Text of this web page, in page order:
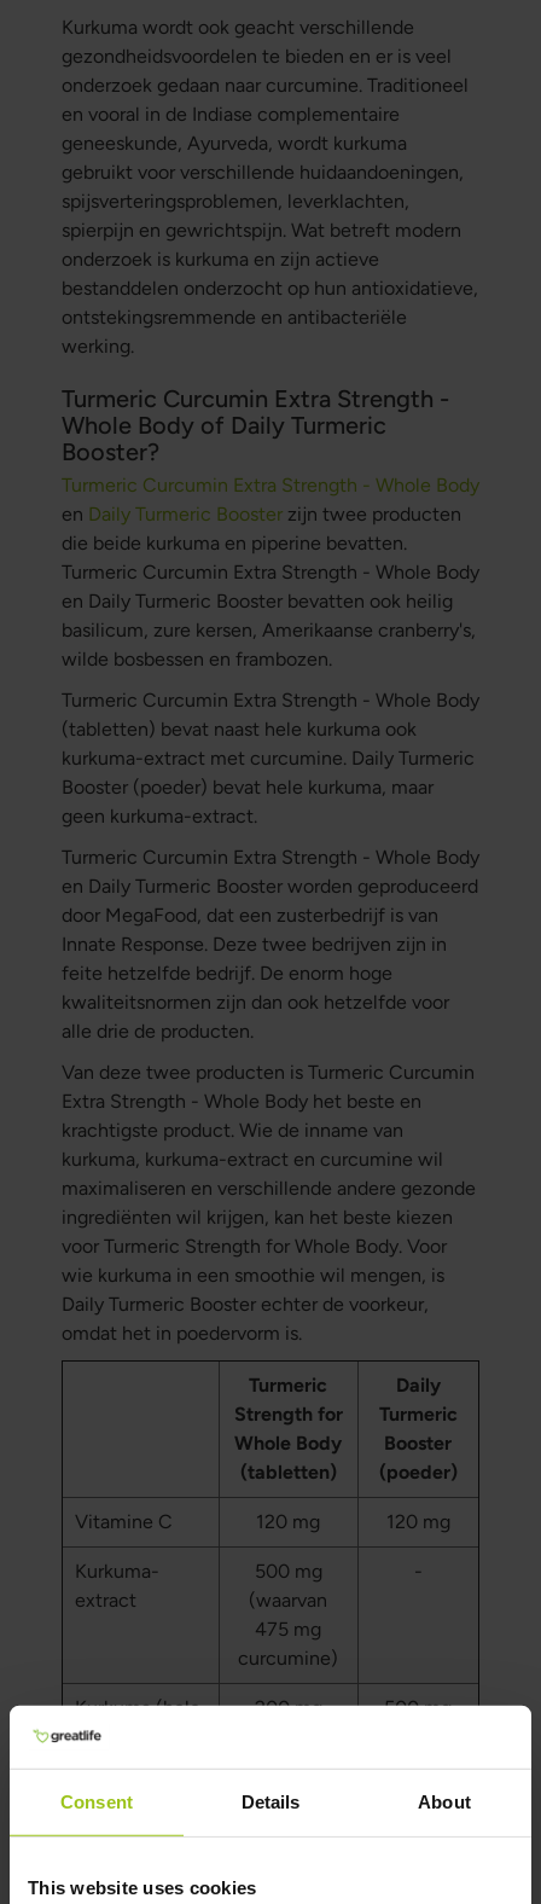
Consent Details About
This website uses cookies
Kurkuma wordt ook geacht verschillende
gezondheidsvoordelen te bieden en er is veel
onderzoek gedaan naar curcumine. Traditioneel
en vooral in de Indiase complementaire
geneeskunde, Ayurveda, wordt kurkuma
gebruikt voor verschillende huidaandoeningen,
spijsverteringsproblemen, leverklachten,
spierpijn en gewrichtspijn. Wat betreft modern
onderzoek is kurkuma en zijn actieve
bestanddelen onderzocht op hun antioxidatieve,
ontstekingsremmende en antibacteriële
werking.
Turmeric Curcumin Extra Strength -
Whole Body of Daily Turmeric
Booster?
Turmeric Curcumin Extra Strength - Whole Body
en Daily Turmeric Boosterzijn twee producten
die beide kurkuma en piperine bevatten.
Turmeric Curcumin Extra Strength - Whole Body
en Daily Turmeric Booster bevatten ook heilig
basilicum, zure kersen, Amerikaanse cranberry's,
wilde bosbessen en frambozen.
Turmeric Curcumin Extra Strength - Whole Body
(tabletten) bevat naast hele kurkuma ook
kurkuma-extract met curcumine. Daily Turmeric
Booster (poeder) bevat hele kurkuma, maar
geen kurkuma-extract.
Turmeric Curcumin Extra Strength - Whole Body
en Daily Turmeric Booster worden geproduceerd
door MegaFood, dat een zusterbedrijf is van
Innate Response. Deze twee bedrijven zijn in
feite hetzelfde bedrijf. De enorm hoge
kwaliteitsnormen zijn dan ook hetzelfde voor
alle drie de producten.
Van deze twee producten is Turmeric Curcumin
Extra Strength - Whole Body het beste en
krachtigste product. Wie de inname van
kurkuma, kurkuma-extract en curcumine wil
maximaliseren en verschillende andere gezonde
ingrediënten wil krijgen, kan het beste kiezen
voor Turmeric Strength for Whole Body. Voor
wie kurkuma in een smoothie wil mengen, is
Daily Turmeric Booster echter de voorkeur,
omdat het in poedervorm is.
Turmeric
Strength for
Whole Body
(tabletten)
Daily
Turmeric
Booster
(poeder)
Vitamine C 120 mg 120 mg
Kurkuma-
extract
500 mg
(waarvan
475 mg
curcumine)
-
Kurkuma (hele
wortel)
200 mg 500 mg
basilicum